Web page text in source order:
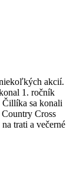
akcií.
1. ročník
Čillíka sa konali
Cross
trati a večerné